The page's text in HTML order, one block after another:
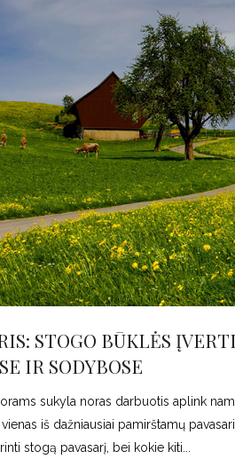
STOGO BŪKLĖS
IR SODYBOSE
sukyla noras darbuotis aplink
vienas iš dažniausiai pamirštamų
stogą pavasarį, bei kokie kiti